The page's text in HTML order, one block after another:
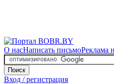
О насНаписать письмоРеклама
Поиск
Вход / регистрация